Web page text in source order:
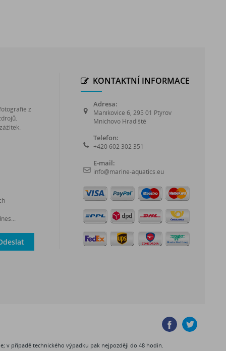
z
KONTAKTNÍ INFORMACE
Adresa:
Maníkovice 6, 295 01 Ptýrov
Mnichovo Hradiště
Telefon:
+420 602 302 351
E-mail:
info@marine-aquatics.eu
v případě technického výpadku pak nejpozději do 48 hodin.